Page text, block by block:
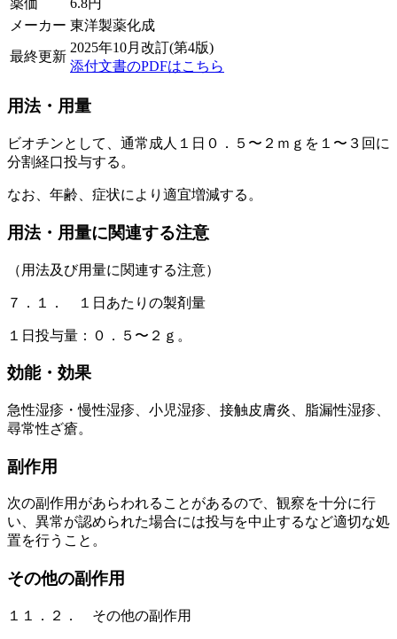
メーカー 東洋製薬化成
最終更新
2025年10月改訂(第4版)
添付文書のPDFはこちら
用法・用量
ビオチンとして、通常成人１日０．５〜２ｍｇを１〜３回に
分割経口投与する。
なお、年齢、症状により適宜増減する。
用法・用量に関連する注意
（用法及び用量に関連する注意）
７．１． １日あたりの製剤量
１日投与量：０．５〜２ｇ。
効能・効果
急性湿疹・慢性湿疹、小児湿疹、接触皮膚炎、脂漏性湿疹、
尋常性ざ瘡。
副作用
次の副作用があらわれることがあるので、観察を十分に行
い、異常が認められた場合には投与を中止するなど適切な処
置を行うこと。
その他の副作用
１１．２． その他の副作用